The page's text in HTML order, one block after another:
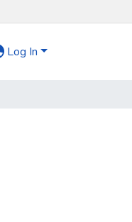
Log In